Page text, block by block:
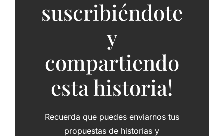
suscribiéndote
y
compartiendo
esta historia!
Recuerda que puedes enviarnos tus
propuestas de historias y